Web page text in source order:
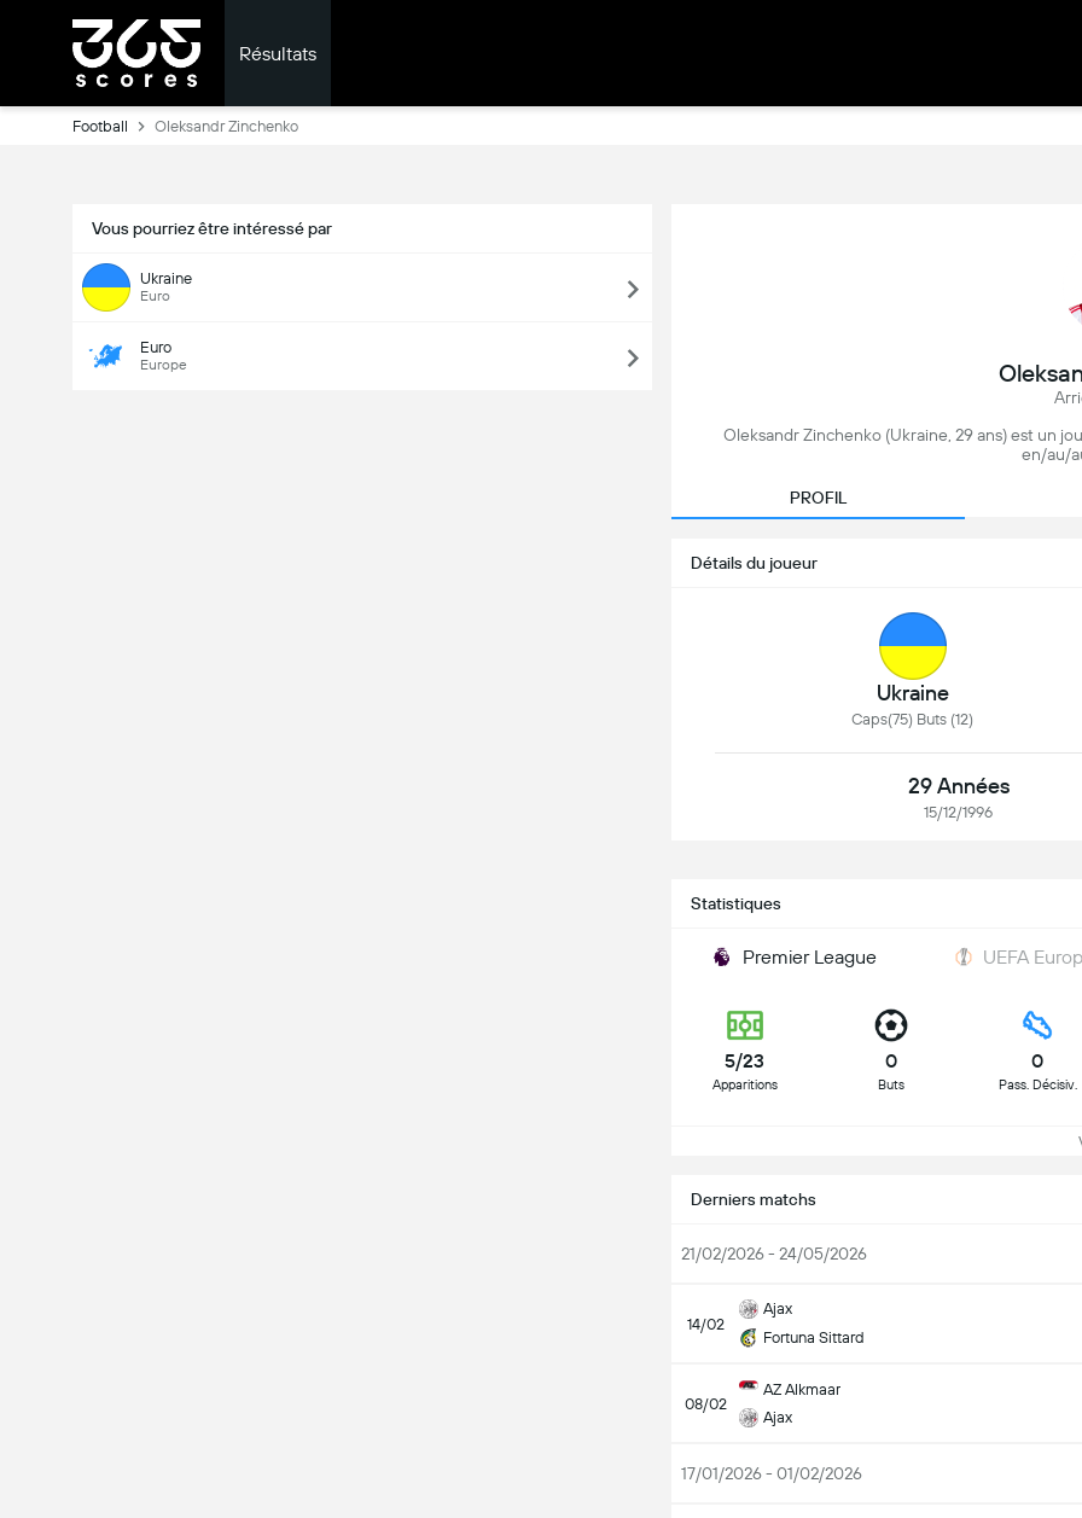
Résultats
Football Oleksandr Zinchenko
Vous pourriez être intéressé par
Ukraine
Euro
Euro
Europe
Oleksandr Zinchenko (Ukraine, 29 ans) est un
en/au/
PROFIL
Détails du joueur
Ukraine
Caps(75) Buts (12)
29 Années
15/12/1996
Statistiques
Premier League UEFA
5/23
Apparitions
0
Buts
0
Pass. Décisiv.
Derniers matchs
21/02/2026 - 24/05/2026
14/02
Ajax
Fortuna Sittard
08/02
AZ Alkmaar
Ajax
17/01/2026 - 01/02/2026